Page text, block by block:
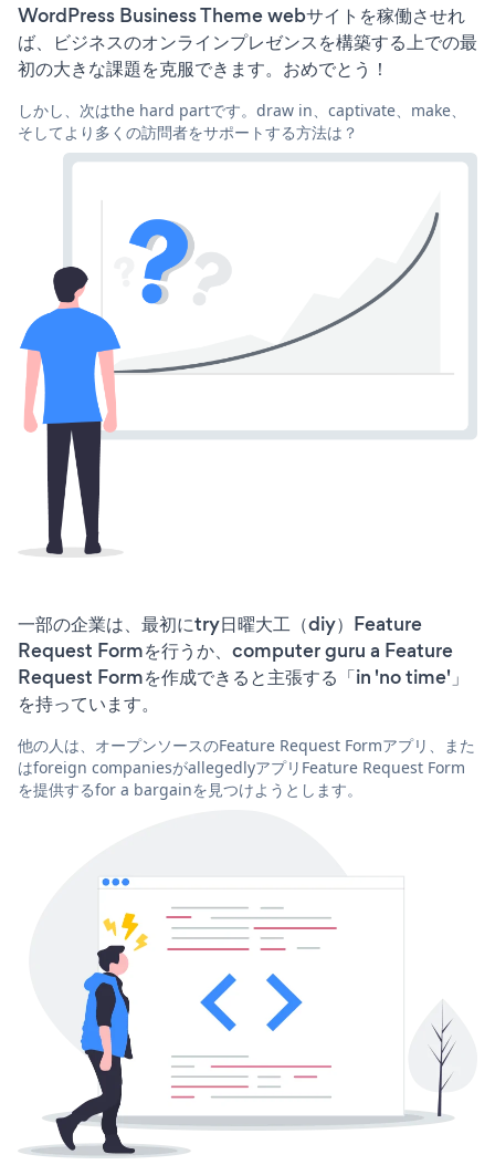
WordPress Business Theme webサイトを稼働させれ
ば、ビジネスのオンラインプレゼンスを構築する上での最
初の大きな課題を克服できます。おめでとう！
しかし、次はthe hard partです。draw in、captivate、make、
そしてより多くの訪問者をサポートする方法は？
一部の企業は、最初にtry日曜大工（diy）Feature
Request Formを行うか、computer guru a Feature
Request Formを作成できると主張する「in 'no time'」
を持っています。
他の人は、オープンソースのFeature Request Formアプリ、また
はforeign companiesがallegedlyアプリFeature Request Form
を提供するfor a bargainを見つけようとします。